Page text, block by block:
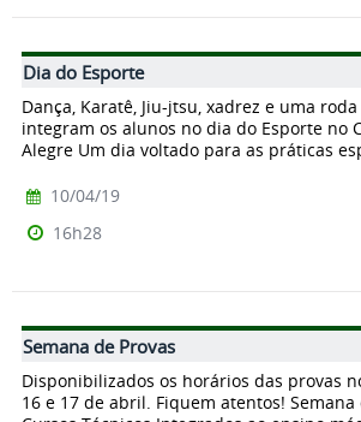
Dia do Esporte
Dança, Karatê, Jiu-jtsu, xadrez e uma
integram os alunos no dia do Esporte no
Alegre Um dia voltado para as práticas
10/04/19
16h28
Semana de Provas
Disponibilizados os horários das provas
16 e 17 de abril. Fiquem atentos! Semana